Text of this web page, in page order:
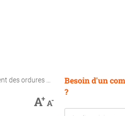
ménagères
A+A-
Besoin d'un
?